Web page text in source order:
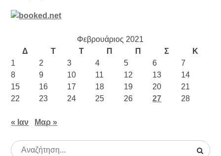
Φεβρουάριος 2021
Δ
Τ Τ Π Π Σ
Κ
1
2 3 4 5 6
7
8
9 10 11 12 13
14
15
16 17 18 19 20
21
22
23 24 25 26 27 28
« Ιαν Μαρ »